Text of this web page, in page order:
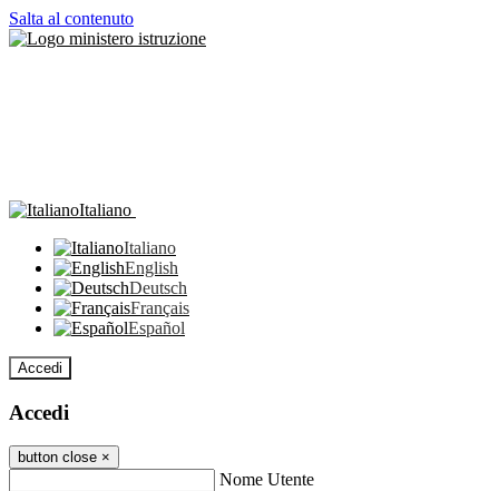
Salta al contenuto
Italiano
Italiano
English
Deutsch
Français
Español
Accedi
Accedi
button close ×
Nome Utente